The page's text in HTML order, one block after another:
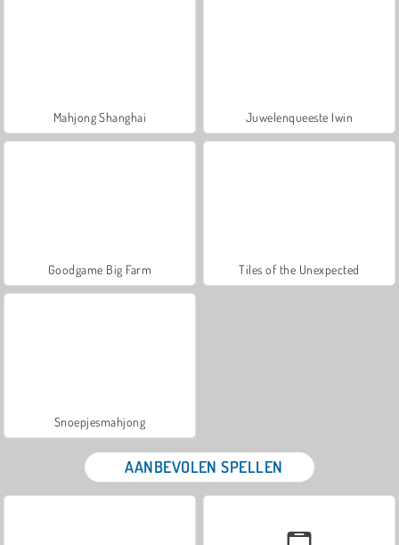
Mahjong Shanghai Juwelenqueeste Iwin
Goodgame Big Farm Tiles of the Unexpected
Snoepjesmahjong
AANBEVOLEN SPELLEN